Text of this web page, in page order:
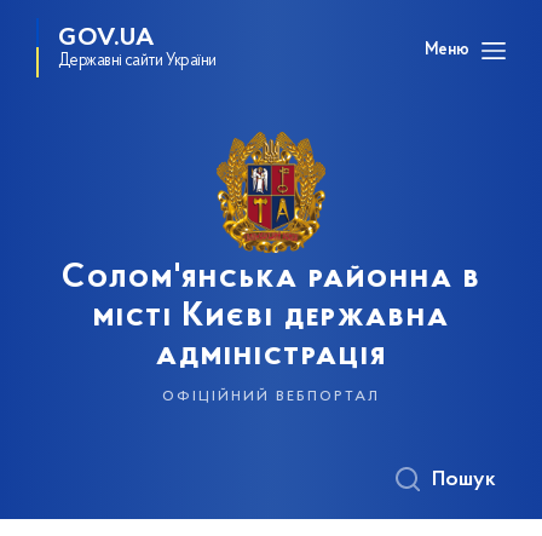
GOV.UA
Державні сайти України
Меню
Солом'янська районна в
місті Києві державна
адміністрація
офіційний вебпортал
Пошук